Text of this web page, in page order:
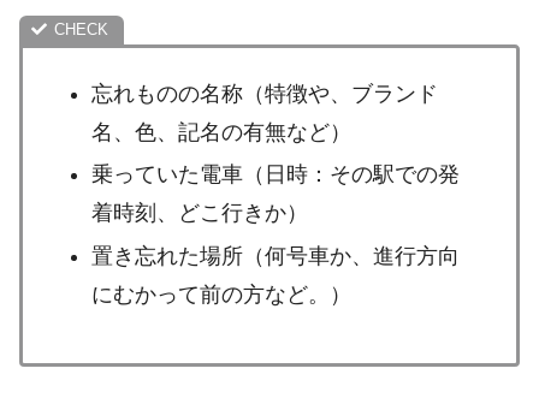
忘れものの名称（特徴や、ブランド
名、色、記名の有無など）
乗っていた電車（日時：その駅での発
着時刻、どこ行きか）
置き忘れた場所（何号車か、進行方向
にむかって前の方など。）